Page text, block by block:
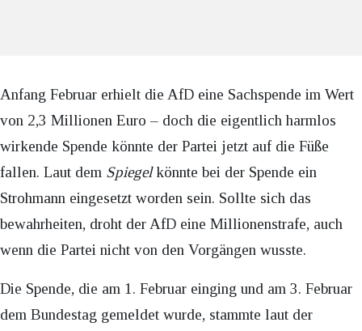
Anfang Februar erhielt die AfD eine Sachspende im Wert
von 2,3 Millionen Euro – doch die eigentlich harmlos
wirkende Spende könnte der Partei jetzt auf die Füße
fallen. Laut dem Spiegelkönnte bei der Spende ein
Strohmann eingesetzt worden sein. Sollte sich das
bewahrheiten, droht der AfD eine Millionenstrafe, auch
wenn die Partei nicht von den Vorgängen wusste.
Die Spende, die am 1. Februar einging und am 3. Februar
dem Bundestag gemeldet wurde, stammte laut der